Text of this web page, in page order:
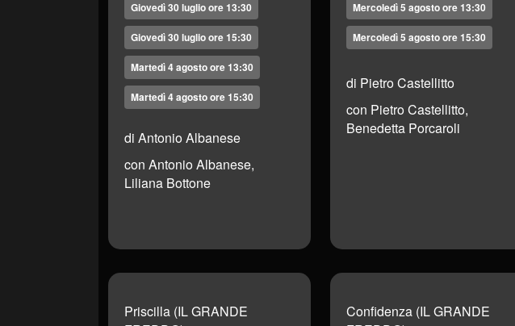
Giovedì 30 luglio ore 13:30
Giovedì 30 luglio ore 15:30
Martedì 4 agosto ore 13:30
Martedì 4 agosto ore 15:30
di Antonio Albanese
con Antonio Albanese,
Liliana Bottone
Mercoledì 5 agosto ore 13:30
Mercoledì 5 agosto ore 15:30
di Pietro Castellitto
con Pietro Castellitto,
Benedetta Porcaroli
Priscilla (IL GRANDE
Confidenza (IL GRANDE